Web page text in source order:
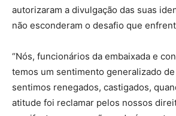
autorizaram a divulgação das suas
não esconderam o desafio que
“Nós, funcionários da embaixada e
temos um sentimento generalizado
sentimos renegados, castigados,
atitude foi reclamar pelos nossos